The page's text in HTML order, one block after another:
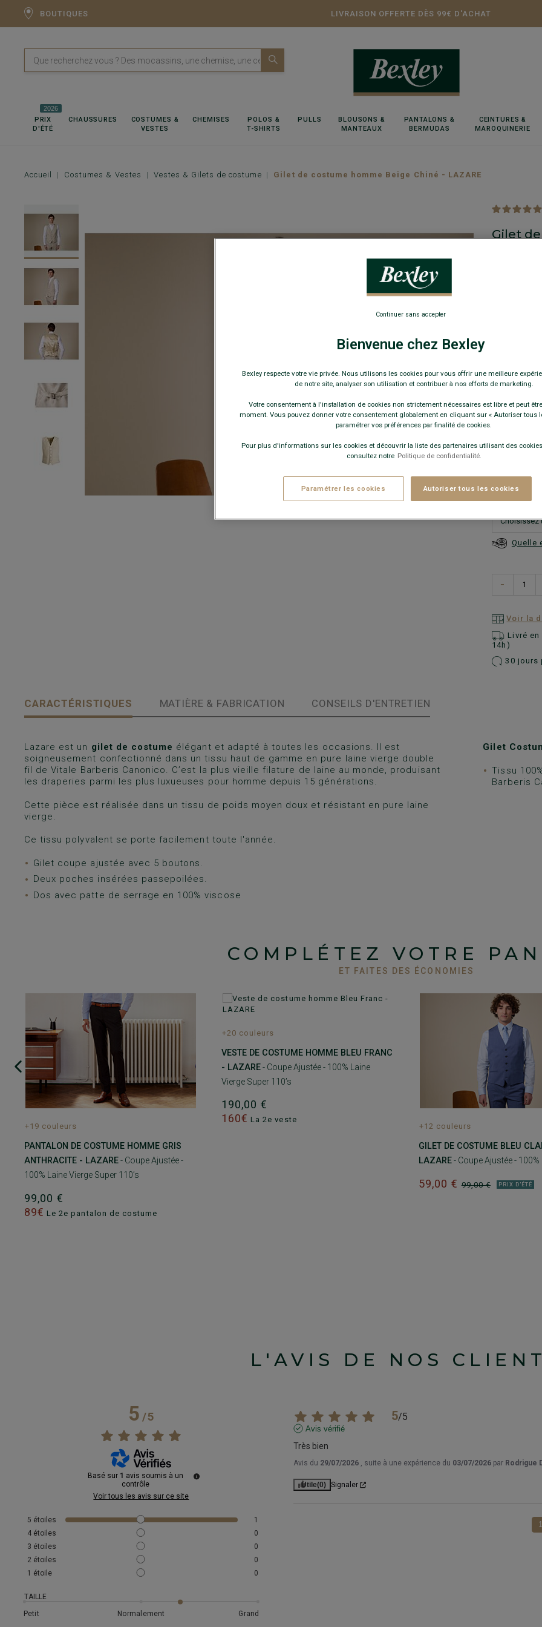
BOUTIQUES LIVRAISON OFFERTE DÈS 99€ D'ACHAT
PRIX
D'ÉTÉ
2026
CHAUSSURES
COSTUMES &
VESTES
CHEMISES
POLOS &
T-SHIRTS
PULLS
BLOUSONS &
MANTEAUX
PANTALONS &
BERMUDAS
CEINTURES &
MAROQUINERIE
Accueil Costumes & Vestes Vestes & Gilets de costume Gilet de costume homme Beige Chiné - LAZARE
Gilet
COULEURS
Ce
Quelle
−
Voir la
Livré
14h)
30 jours
CARACTÉRISTIQUES MATIÈRE & FABRICATION CONSEILS D'ENTRETIEN
Lazare est un gilet de costume élégant et adapté à toutes les occasions. Il est
soigneusement confectionné dans un tissu haut de gamme en pure laine vierge double
fil de Vitale Barberis Canonico. C’est la plus vieille filature de laine au monde, produisant
les draperies parmi les plus luxueuses pour homme depuis 15 générations.
Cette pièce est réalisée dans un tissu de poids moyen doux et résistant en pure laine
vierge.
Ce tissu polyvalent se porte facilement toute l'année.
Gilet coupe ajustée avec 5 boutons.
Deux poches insérées passepoilées.
Dos avec patte de serrage en 100% viscose
Gilet
Tissu
Barberis
COMPLÉTEZ VOTRE
ET FAITES DES ÉCONOMIES
+19 couleurs
PANTALON DE COSTUME HOMME GRIS
ANTHRACITE - LAZARE- Coupe Ajustée -
100% Laine Vierge Super 110’s
99,00 €
89€ Le 2e pantalon de costume
+20 couleurs
VESTE DE COSTUME HOMME BLEU FRANC
- LAZARE- Coupe Ajustée - 100% Laine
Vierge Super 110’s
190,00 €
160€ La 2e veste
+12 couleurs
GILET DE COSTUME BLEU
LAZARE- Coupe Ajustée - 100%
99,00 €
59,00 € PRIX D'ÉTÉ
L'AVIS DE NOS
5/5
Basé sur 1 avis soumis à un
contrôle
Voir tous les avis sur ce site
5 étoiles
1
4 étoiles
0
3 étoiles
0
2 étoiles
0
1 étoile 0
TAILLE
Petit
Normalement Grand
5/5
Avis vérifié
Très bien
Avis du 29/07/2026 , suite à une expérience du 03/07/2026 par Rodrigue
Utile(0) Signaler
Bienvenue chez Bexley
Bexley respecte votre vie privée. Nous utilisons les cookies pour vous offrir une meilleure
de notre site, analyser son utilisation et contribuer à nos efforts de marketing.
Votre consentement à l'installation de cookies non strictement nécessaires est libre et peut
moment. Vous pouvez donner votre consentement globalement en cliquant sur « Autoriser tous
paramétrer vos préférences par finalité de cookies.
Pour plus d'informations sur les cookies et découvrir la liste des partenaires utilisant des
consultez notre Politique de confidentialité.
Paramétrer les cookies Autoriser tous les cookies
Continuer sans accepter